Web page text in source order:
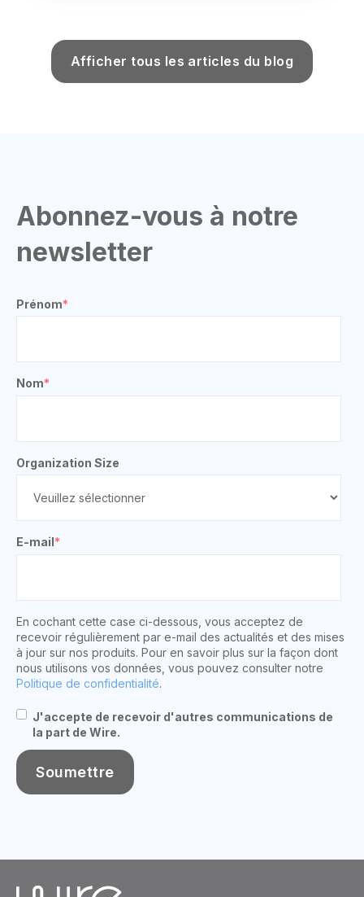
Afficher tous les articles du blog
Abonnez-vous à notre
newsletter
Prénom*
Nom*
Organization Size
E-mail*
En cochant cette case ci-dessous, vous acceptez de
recevoir régulièrement par e-mail des actualités et des mises
à jour sur nos produits. Pour en savoir plus sur la façon dont
nous utilisons vos données, vous pouvez consulter notre
Politique de confidentialité.
J'accepte de recevoir d'autres communications de
la part de Wire.